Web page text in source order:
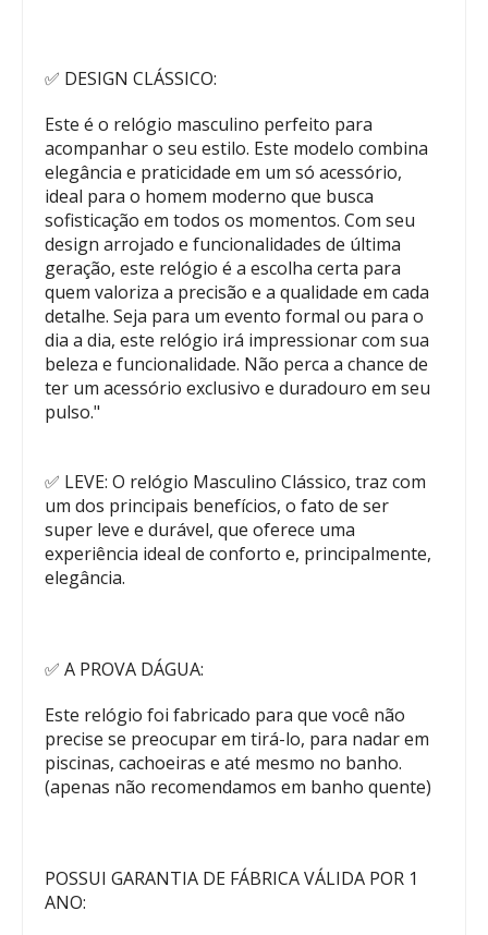
✅ DESIGN CLÁSSICO:
Este é o relógio masculino perfeito para
acompanhar o seu estilo. Este modelo combina
elegância e praticidade em um só acessório,
ideal para o homem moderno que busca
sofisticação em todos os momentos. Com seu
design arrojado e funcionalidades de última
geração, este relógio é a escolha certa para
quem valoriza a precisão e a qualidade em cada
detalhe. Seja para um evento formal ou para o
dia a dia, este relógio irá impressionar com sua
beleza e funcionalidade. Não perca a chance de
ter um acessório exclusivo e duradouro em seu
pulso."
✅ LEVE: O relógio Masculino Clássico, traz com
um dos principais benefícios, o fato de ser
super leve e durável, que oferece uma
experiência ideal de conforto e, principalmente,
elegância.
✅ A PROVA DÁGUA:
Este relógio foi fabricado para que você não
precise se preocupar em tirá-lo, para nadar em
piscinas, cachoeiras e até mesmo no banho.
(apenas não recomendamos em banho quente)
POSSUI GARANTIA DE FÁBRICA VÁLIDA POR 1
ANO: